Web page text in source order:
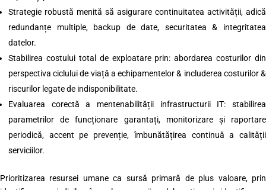
Strategie robustă menită să asigurare continuitatea activității, adică
redundanțe multiple, backup de date, securitatea & integritatea
datelor.
Stabilirea costului total de exploatare prin: abordarea costurilor din
perspectiva ciclului de viață a echipamentelor & includerea costurilor &
riscurilor legate de indisponibilitate.
Evaluarea corectă a mentenabilității infrastructurii IT: stabilirea
parametrilor de funcționare garantați, monitorizare și raportare
periodică, accent pe prevenție, îmbunătățirea continuă a calității
serviciilor.
Prioritizarea resursei umane ca sursă primară de plus valoare, prin